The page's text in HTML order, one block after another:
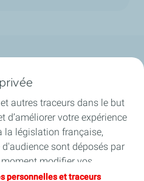
autres traceurs dans le but
d’améliorer votre expérience
la législation française,
sont déposés par
modifier vos
sur le bouton « Gérer
personnelles et traceurs